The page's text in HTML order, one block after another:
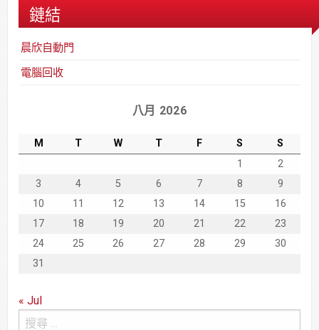
鏈結
晨欣自動門
電腦回收
八月 2026
M T W T F S
S
1
2
3
4 5 6 7 8
9
10
11 12 13 14 15
16
17
18 19 20 21 22
23
24
25 26 27 28 29
30
31
« Jul